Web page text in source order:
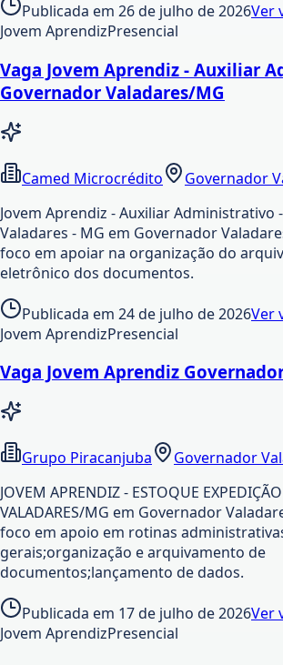
Publicada em 26 de julho de 2026Ver
Jovem AprendizPresencial
Vaga Jovem Aprendiz - Auxiliar
Governador Valadares/MG
Camed Microcrédito
Governador
Jovem Aprendiz - Auxiliar Administrativo
Valadares - MG em Governador
foco em apoiar na organização do
eletrônico dos documentos.
Publicada em 24 de julho de 2026Ver
Jovem AprendizPresencial
Vaga Jovem Aprendiz
Grupo Piracanjuba
Governador
JOVEM APRENDIZ - ESTOQUE
VALADARES/MG em Governador
foco em apoio em rotinas
gerais;organização e arquivamento de
documentos;lançamento de dados.
Publicada em 17 de julho de 2026Ver
Jovem AprendizPresencial